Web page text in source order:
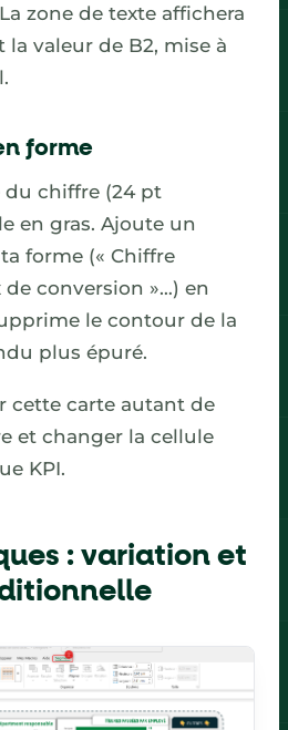
zone de texte affichera
valeur de B2, mise à
forme
du chiffre (24 pt
en gras. Ajoute un
forme (« Chiffre
de conversion »…) en
le contour de la
plus épuré.
cette carte autant de
et changer la cellule
KPI.
: variation et